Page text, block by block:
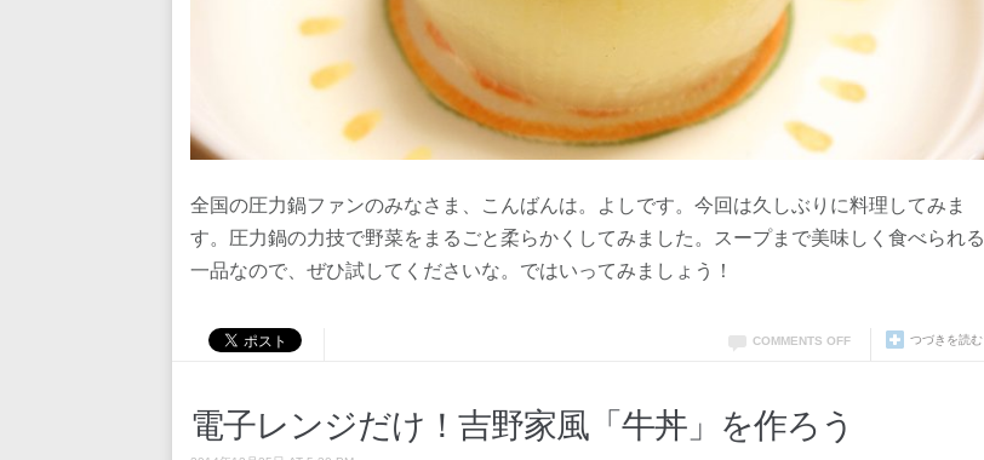
全国の圧力鍋ファンのみなさま、こんばんは。よしです。今回は久しぶりに料理してみま
す。圧力鍋の力技で野菜をまるごと柔らかくしてみました。スープまで美味しく食べられる
一品なので、ぜひ試してくださいな。ではいってみましょう！
つづきを読む
COMMENTS OFF
電子レンジだけ！吉野家風「牛丼」を作ろう